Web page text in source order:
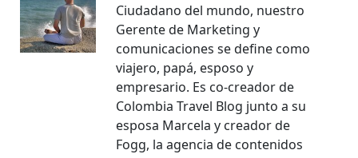
Ciudadano del mundo, nuestro
Gerente de Marketing y
comunicaciones se define como
viajero, papá, esposo y
empresario. Es co-creador de
Colombia Travel Blog junto a su
esposa Marcela y creador de
Fogg, la agencia de contenidos